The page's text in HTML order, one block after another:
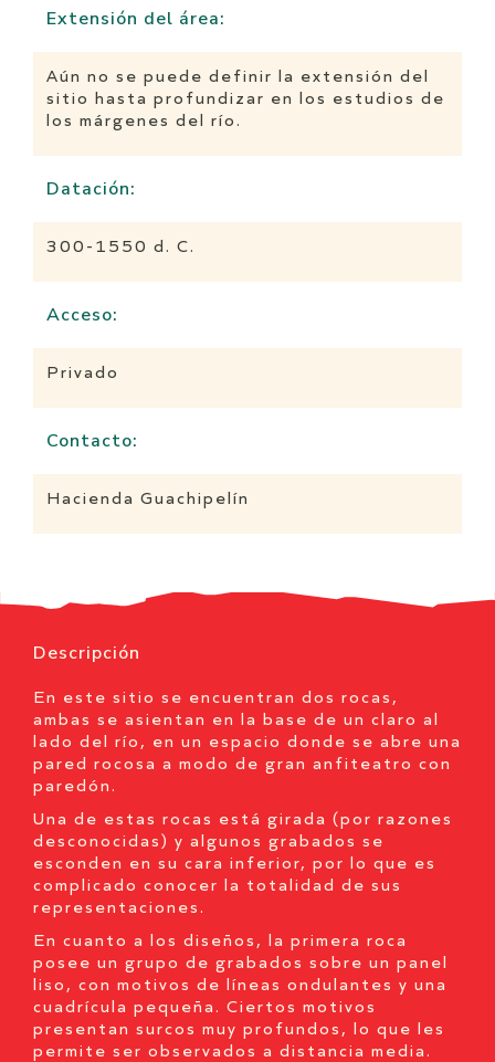
Extensión del área:
Aún no se puede definir la extensión del
sitio hasta profundizar en los estudios de
los márgenes del río.
Datación:
300-1550 d. C.
Acceso:
Privado
Contacto:
Hacienda Guachipelín
Descripción
En este sitio se encuentran dos rocas,
ambas se asientan en la base de un claro al
lado del río, en un espacio donde se abre una
pared rocosa a modo de gran anfiteatro con
paredón.
Una de estas rocas está girada (por razones
desconocidas) y algunos grabados se
esconden en su cara inferior, por lo que es
complicado conocer la totalidad de sus
representaciones.
En cuanto a los diseños, la primera roca
posee un grupo de grabados sobre un panel
liso, con motivos de líneas ondulantes y una
cuadrícula pequeña. Ciertos motivos
presentan surcos muy profundos, lo que les
permite ser observados a distancia media.